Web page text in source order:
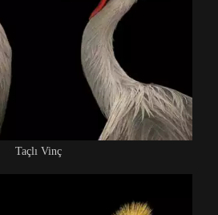
Taçlı Vinç